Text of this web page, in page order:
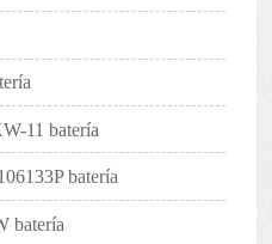
11 batería
batería
batería